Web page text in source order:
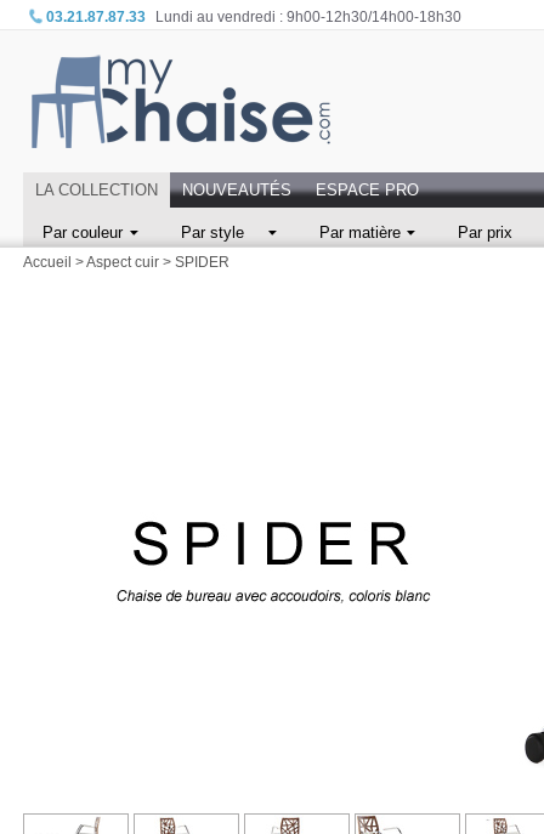
03.21.87.87.33 Lundi au vendredi : 9h00-12h30/14h00-18h30
LA COLLECTION NOUVEAUTÉS ESPACE PRO
Par couleur Par style Par matière Par prix
Accueil >Aspect cuir > SPIDER